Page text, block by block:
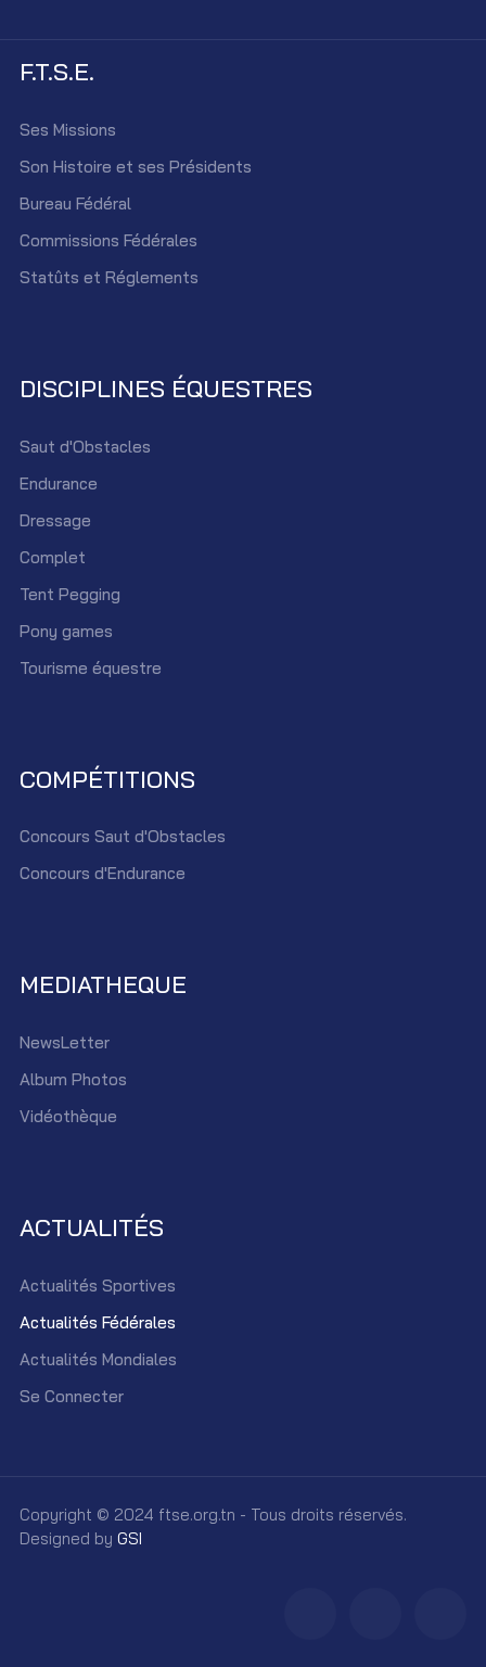
F.T.S.E.
Ses Missions
Son Histoire et ses Présidents
Bureau Fédéral
Commissions Fédérales
Statûts et Réglements
DISCIPLINES ÉQUESTRES
Saut d'Obstacles
Endurance
Dressage
Complet
Tent Pegging
Pony games
Tourisme équestre
COMPÉTITIONS
Concours Saut d'Obstacles
Concours d'Endurance
MEDIATHEQUE
NewsLetter
Album Photos
Vidéothèque
ACTUALITÉS
Actualités Sportives
Actualités Fédérales
Actualités Mondiales
Se Connecter
Copyright © 2024 ftse.org.tn - Tous droits réservés.
Designed by GSI